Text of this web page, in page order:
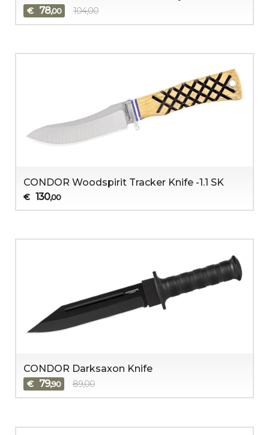
€ 78,00 104,00
CONDOR Woodspirit Tracker Knife -1.1 SK
€ 130,00
CONDOR Darksaxon Knife
€ 79,90 89,00